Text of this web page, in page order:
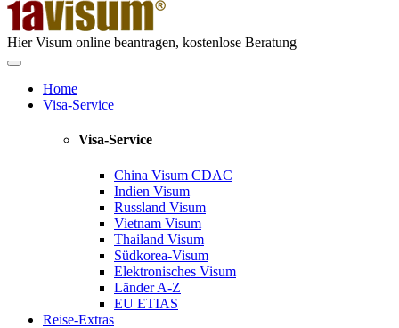
Hier Visum online beantragen, kostenlose Beratung
Home
Visa-Service
Visa-Service
China Visum CDAC
Indien Visum
Russland Visum
Vietnam Visum
Thailand Visum
Südkorea-Visum
Elektronisches Visum
Länder A-Z
EU ETIAS
Reise-Extras